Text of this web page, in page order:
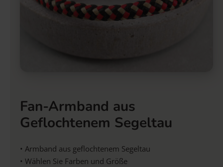
Fan-Armband aus
Geflochtenem Segeltau
• Armband aus geflochtenem Segeltau
• Wählen Sie Farben und Größe